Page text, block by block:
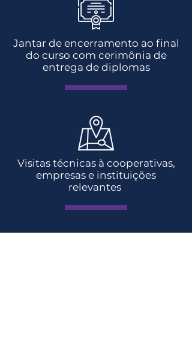
Jantar de encerramento ao final
do curso com cerimônia de
entrega de diplomas
Visitas técnicas à cooperativas,
empresas e instituições
relevantes